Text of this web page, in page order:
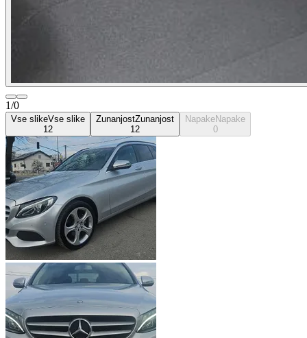
1/0
Vse slikeVse slike
12
ZunanjostZunanjost
12
NapakeNapake
0